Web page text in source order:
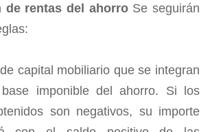
de rentas del ahorroSe seguirán
capital mobiliario que se integran
imponible del ahorro. Si los
son negativos, su importe